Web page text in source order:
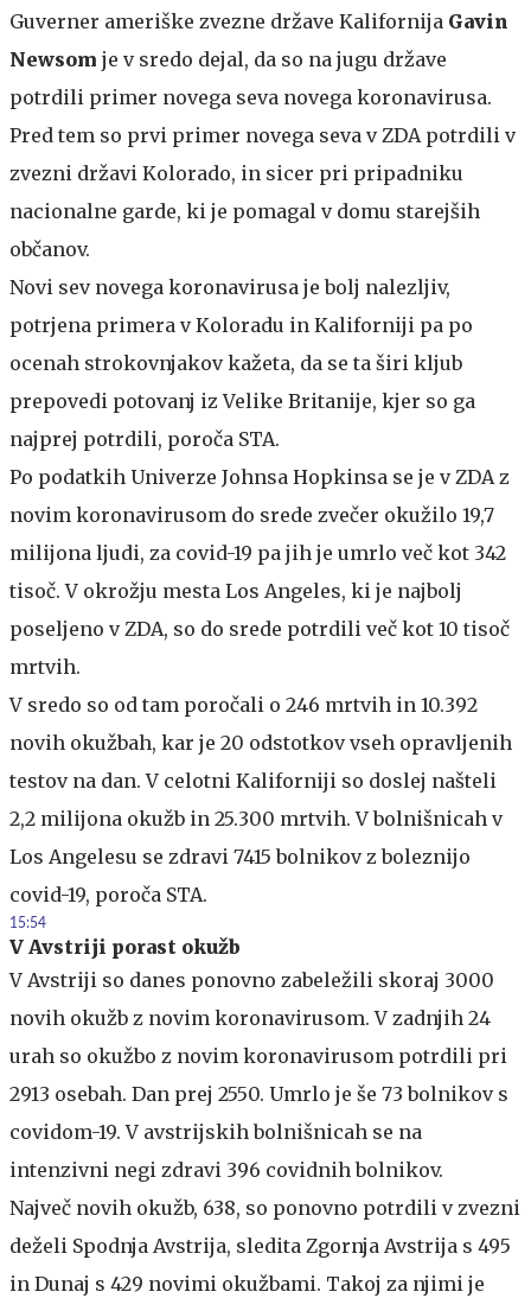
Guverner ameriške zvezne države Kalifornija Gavin
Newsom je v sredo dejal, da so na jugu države
potrdili primer novega seva novega koronavirusa.
Pred tem so prvi primer novega seva v ZDA potrdili v
zvezni državi Kolorado, in sicer pri pripadniku
nacionalne garde, ki je pomagal v domu starejših
občanov.
Novi sev novega koronavirusa je bolj nalezljiv,
potrjena primera v Koloradu in Kaliforniji pa po
ocenah strokovnjakov kažeta, da se ta širi kljub
prepovedi potovanj iz Velike Britanije, kjer so ga
najprej potrdili, poroča STA.
Po podatkih Univerze Johnsa Hopkinsa se je v ZDA z
novim koronavirusom do srede zvečer okužilo 19,7
milijona ljudi, za covid-19 pa jih je umrlo več kot 342
tisoč. V okrožju mesta Los Angeles, ki je najbolj
poseljeno v ZDA, so do srede potrdili več kot 10 tisoč
mrtvih.
V sredo so od tam poročali o 246 mrtvih in 10.392
novih okužbah, kar je 20 odstotkov vseh opravljenih
testov na dan. V celotni Kaliforniji so doslej našteli
2,2 milijona okužb in 25.300 mrtvih. V bolnišnicah v
Los Angelesu se zdravi 7415 bolnikov z boleznijo
covid-19, poroča STA.
15:54
V Avstriji porast okužb
V Avstriji so danes ponovno zabeležili skoraj 3000
novih okužb z novim koronavirusom. V zadnjih 24
urah so okužbo z novim koronavirusom potrdili pri
2913 osebah. Dan prej 2550. Umrlo je še 73 bolnikov s
covidom-19. V avstrijskih bolnišnicah se na
intenzivni negi zdravi 396 covidnih bolnikov.
Največ novih okužb, 638, so ponovno potrdili v zvezni
deželi Spodnja Avstrija, sledita Zgornja Avstrija s 495
in Dunaj s 429 novimi okužbami. Takoj za njimi je